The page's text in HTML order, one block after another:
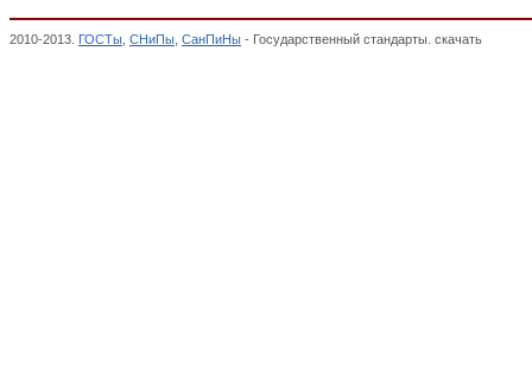
2010-2013. ГОСТы СНиПы СанПиНы - Государственный стандарты. скачать